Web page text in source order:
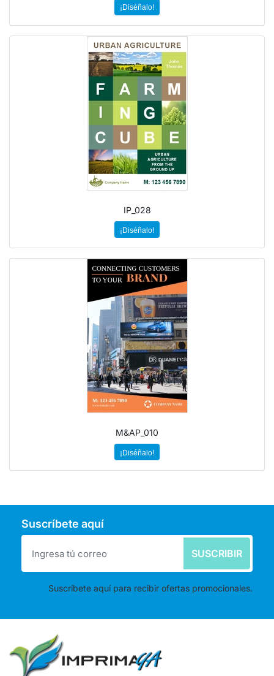
¡Diséñalo!
IP_028
¡Diséñalo!
M&AP_010
¡Diséñalo!
Suscríbete aquí
SUSCRIBIR
Suscríbete aquí para recibir ofertas promocionales.